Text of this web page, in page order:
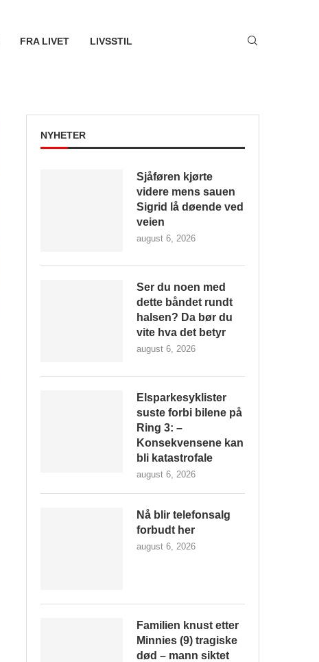
FRA LIVET LIVSSTIL
NYHETER
Sjåføren kjørte
videre mens sauen
Sigrid lå døende ved
veien
august 6, 2026
Ser du noen med
dette båndet rundt
halsen? Da bør du
vite hva det betyr
august 6, 2026
Elsparkesyklister
suste forbi bilene på
Ring 3: –
Konsekvensene kan
bli katastrofale
august 6, 2026
Nå blir telefonsalg
forbudt her
august 6, 2026
Familien knust etter
Minnies (9) tragiske
død – mann siktet